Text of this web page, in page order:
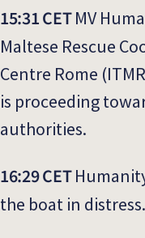
15:31 CETMV
Maltese Rescue
Centre Rome
is proceeding
authorities.
16:29 CET
the boat in